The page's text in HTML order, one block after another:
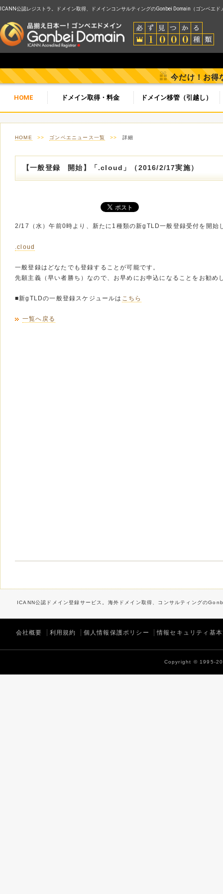
ICANN公認レジストラ。ドメイン取得、ドメインコンサルティングのGonbei Domain（ゴンベエド
今だけ！お得
HOME ドメイン取得・料金 ドメイン移管（引越し）
HOME >> ゴンベエニュース一覧 >> 詳細
【一般登録 開始】「.cloud」（2016/2/17実施）
2/17（水）午前0時より、新たに1種類の新gTLD一般登録受付を開始
.cloud
一般登録はどなたでも登録することが可能です。
先願主義（早い者勝ち）なので、お早めにお申込になることをお勧め
■新gTLDの一般登録スケジュールは こちら
一覧へ戻る
ICANN公認ドメイン登録サービス。海外ドメイン取得、コンサルティングの
会社概要 利用規約 個人情報保護ポリシー 情報セキュリティ基
Copyright © 1995-